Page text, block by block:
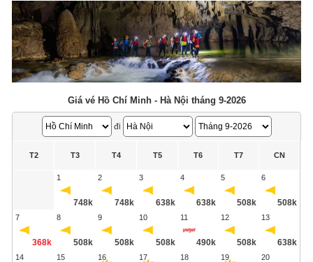
Giá vé Hồ Chí Minh - Hà Nội tháng 9-2026
đi
T2 T3 T4 T5 T6 T7 CN
1
748k
2
748k
3
638k
4
638k
5
508k
6
508k
7
368k
8
508k
9
508k
10
508k
11
490k
12
508k
13
638k
14 15 16 17 18 19 20